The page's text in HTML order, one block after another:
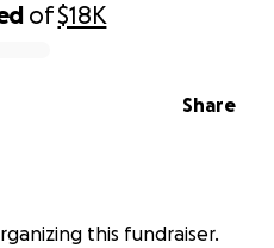
of$18K
Share
this fundraiser.